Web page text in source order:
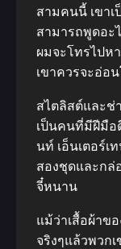
สามคนนี้ เขาเ
สามารถพูดอะ
ผมจะโทรไปห
เขาควรจะอ่อ
สไตลิสต์และช่
เป็นคนที่มีฝีมือ
นท์ เอ็นเตอร์เ
สองชุดและกล่
จี๋หนาน
แม้ว่าเสื้อผ้าข
จริงๆแล้วพวก